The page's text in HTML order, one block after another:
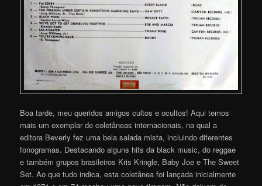
Boa tarde, meu queridos amigos cultos e ocultos! Aqui temos
mais um exemplar de coletâneas internacionais, na qual a
editora Beverly fez uma bela salada mista, incluindo diferentes
fonogramas. Destacando alguns hits da black music, do reggae
e também grupos brasileiros Kris Kringle, Baby Joe e The Sweet
Set. Ao que tudo indica, esta coletânea foi lançada inicialmente